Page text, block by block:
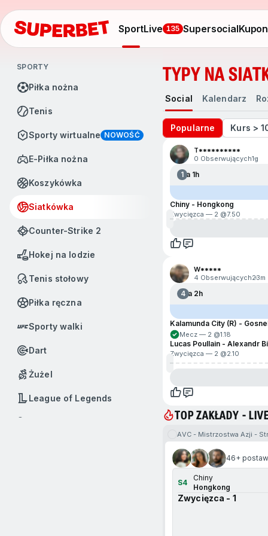
Sport Live 135 Supersocial
SPORTY
Piłka nożna
Tenis
Sporty wirtualne NOWOŚĆ
e-Piłka nożna
Koszykówka
Siatkówka
Counter-Strike 2
Hokej na lodzie
Tenis stołowy
Piłka ręczna
Sporty walki
Dart
Żużel
League of Legends
TYPY NA
Social Kalendarz
Popularne Kurs >
T**********
0 Obserwujących1g
1Za 1h
Chiny - Hongkong
Zwycięzca — 2 @7.50
W*****
4 Obserwujących23m
4Za 2h
Kalamunda City (R) -
Mecz — 2 @1.18
Lucas Poullain - Alexandr
Zwycięzca — 2 @2.10
TOP ZAKŁADY -
przejdź na koniecAVC - Mistrzostwa Azji -
46+
S4
Chiny
Hongkong
Zwycięzca - 1